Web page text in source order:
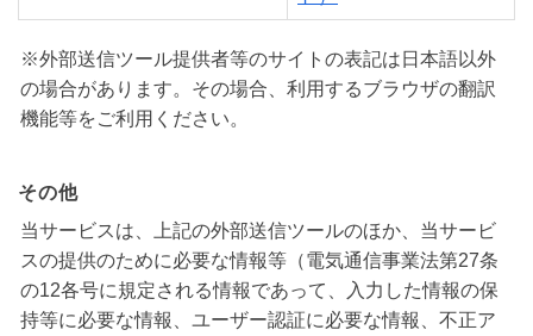
※外部送信ツール提供者等のサイトの表記は日本語以外
の場合があります。その場合、利用するブラウザの翻訳
機能等をご利用ください。
その他
当サービスは、上記の外部送信ツールのほか、当サービ
スの提供のために必要な情報等（電気通信事業法第27条
の12各号に規定される情報であって、入力した情報の保
持等に必要な情報、ユーザー認証に必要な情報、不正ア